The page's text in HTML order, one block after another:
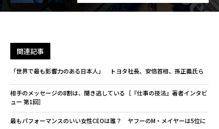
関連記事
「世界で最も影響力のある日本人」 トヨタ社長、安倍首相、孫正義氏ら
相手のメッセージの8割は、聞き逃している［『仕事の技法』著者インタビ
ュー 第1回］
最もパフォーマンスのいい女性CEOは誰？ ヤフーのM・メイヤーは5位に